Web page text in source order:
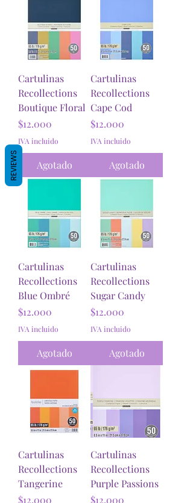
Cartulinas
Recollections
Boutique Floral
Precio
$12.000
IVA incluido
Agotado
Cartulinas
Recollections
Cape Cod
Precio
$12.000
IVA incluido
Agotado
Cartulinas
Recollections
Blue Ombré
Precio
$12.000
IVA incluido
Agotado
Cartulinas
Recollections
Sugar Candy
Precio
$12.000
IVA incluido
Agotado
Cartulinas
Recollections
Tangerine
Precio
$12.000
Cartulinas
Recollections
Purple Passions
Precio
$12.000
REVIEWS